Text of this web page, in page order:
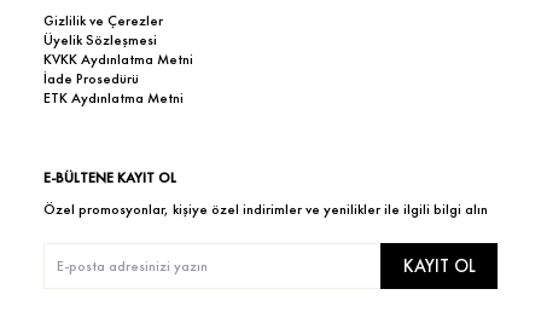
Gizlilik ve Çerezler
Üyelik Sözleşmesi
KVKK Aydınlatma Metni
İade Prosedürü
ETK Aydınlatma Metni
E-BÜLTENE KAYIT OL
Özel promosyonlar, kişiye özel indirimler ve yenilikler ile ilgili bilgi alın
KAYIT OL